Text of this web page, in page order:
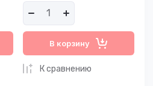
В корзину
К сравнению